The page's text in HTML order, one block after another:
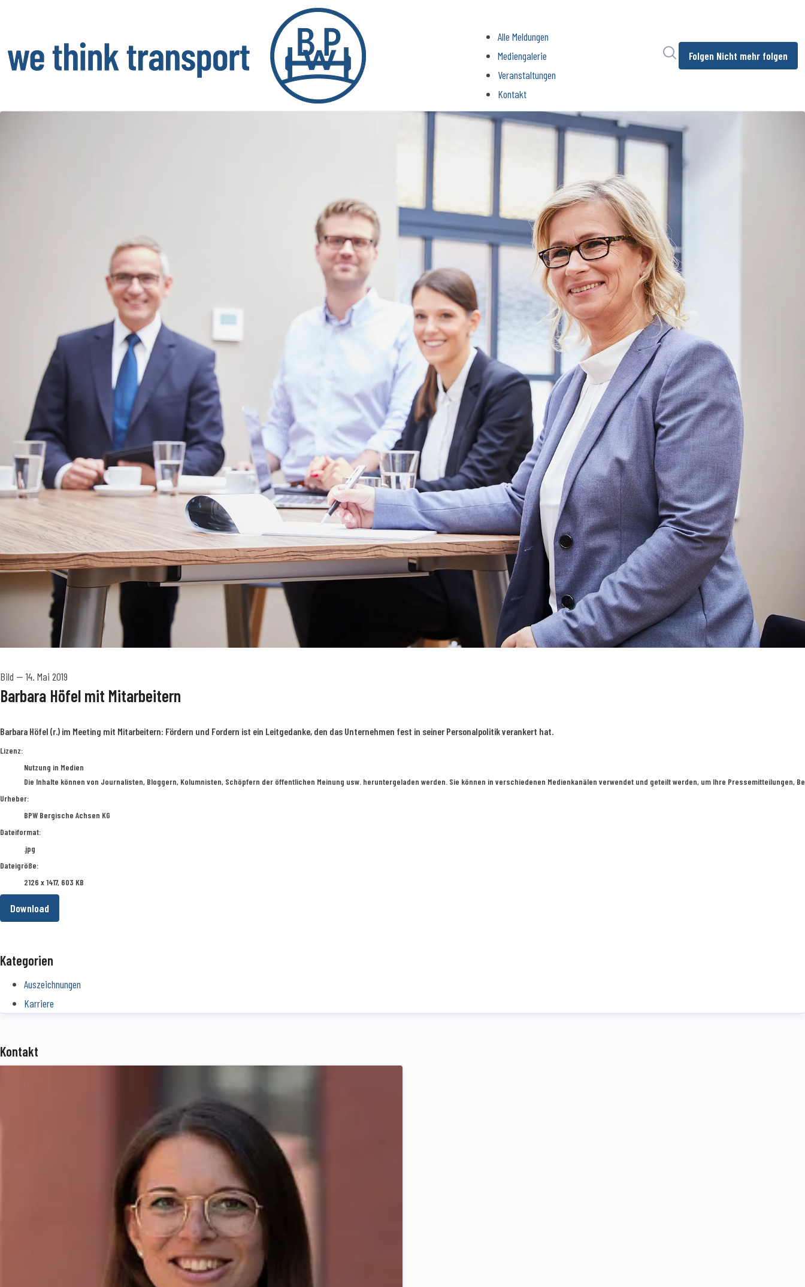
Alle Meldungen
Mediengalerie
Veranstaltungen
Kontakt
Folgen Nicht mehr folgen
Bild —14. Mai 2019
Barbara Höfel mit Mitarbeitern
Barbara Höfel (r.) im Meeting mit Mitarbeitern: Fördern und Fordern ist ein Leitgedanke, den das Unternehmen fest in seiner Personalpolitik verankert hat.
BPW Bergische Achsen KG
Lizenz:
Nutzung in Medien
Die Inhalte können von Journalisten, Bloggern, Kolumnisten, Schöpfern der öffentlichen Meinung usw. heruntergeladen werden. Sie können in verschiedenen Medienkanälen verwendet und geteilt werden, um Ihre
Urheber:
BPW Bergische Achsen KG
Dateiformat:
.jpg
Dateigröße:
2126 x 1417, 603 KB
Download
Kategorien
Auszeichnungen
Karriere
Kontakt